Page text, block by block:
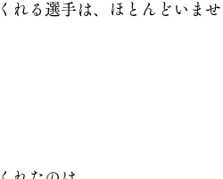
れる選手は、ほとんどいま